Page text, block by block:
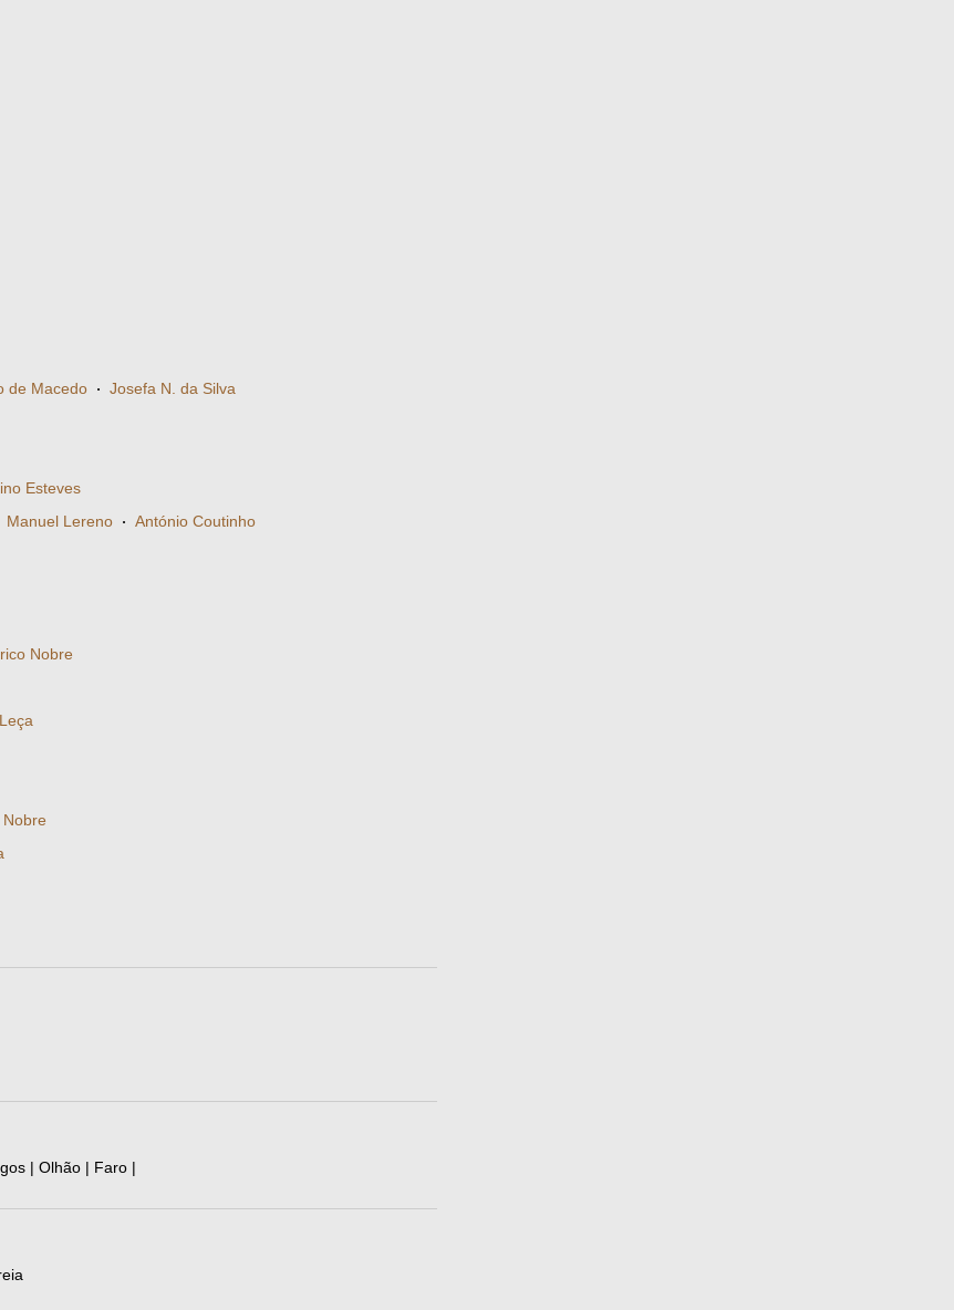
de Macedo · Josefa N. da Silva
Esteves
Manuel Lereno · António Coutinho
Nobre
| Olhão | Faro |